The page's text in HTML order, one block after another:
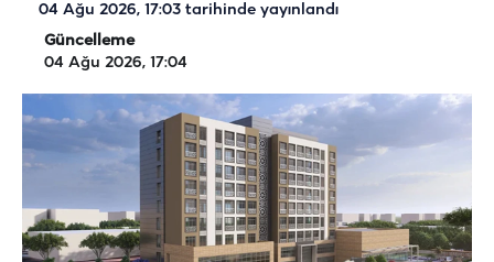
04 Ağu 2026, 17:03 tarihinde yayınlandı
Güncelleme
04 Ağu 2026, 17:04